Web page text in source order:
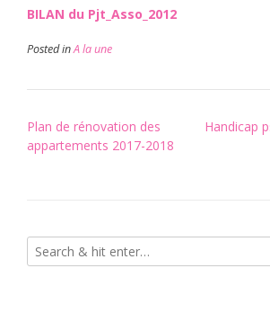
BILAN du Pjt_Asso_2012
Posted inA la une
Post
navigation
Plan de rénovation des
appartements 2017-2018
Handicap